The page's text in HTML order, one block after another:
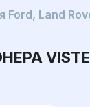
Land